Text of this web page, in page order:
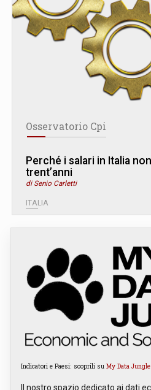
Osservatorio Cpi
Perché i salari in Italia
trent’anni
di Senio Carletti
ITALIA
Indicatori e Paesi: scoprili su My Data Jungle
Il nostro spazio dedicato ai dati